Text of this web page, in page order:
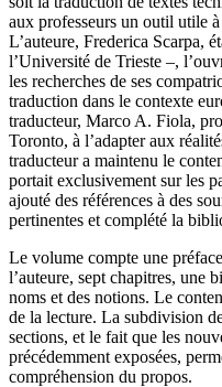
aux professeurs un outil utile
L’auteure, Frederica Scarpa,
l’Université de Trieste –,
les recherches de ses
traduction dans le contexte
traducteur, Marco A. Fiola,
Toronto, à l’adapter aux
traducteur a maintenu le
portait exclusivement sur les
ajouté des références à des
pertinentes et complété la
Le volume compte une
l’auteure, sept chapitres, une
noms et des notions. Le
de la lecture. La subdivision
sections, et le fait que les
précédemment exposées,
compréhension du propos.